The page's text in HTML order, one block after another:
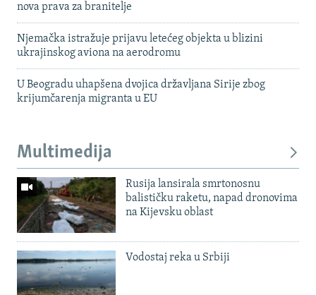
nova prava za branitelje
Njemačka istražuje prijavu letećeg objekta u blizini
ukrajinskog aviona na aerodromu
U Beogradu uhapšena dvojica državljana Sirije zbog
krijumčarenja migranta u EU
Multimedija
Rusija lansirala smrtonosnu
balističku raketu, napad dronovima
na Kijevsku oblast
Vodostaj reka u Srbiji